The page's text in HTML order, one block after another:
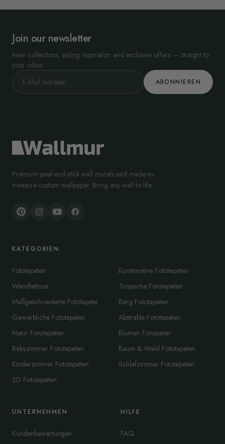
Join our newsletter
New collections, styling inspiration and exclusive offers — straight to
your inbox.
ABONNIEREN
Premium peel-and-stick wall murals and made-to-
measure custom wallpaper. Bring any wall to life.
KATEGORIEN
Fototapeten
Wandtattoos
Maßgeschneiderte Fototapete
Gewerbliche Fototapeten
Natur Fototapeten
Babyzimmer Fototapeten
Kinderzimmer Fototapeten
3D Fototapeten
Kunstmotive Fototapeten
Tropische Fototapeten
Berg Fototapeten
Abstrakte Fototapeten
Blumen Fotopaten
Baum & Wald Fototapeten
Schlafzimmer Fototapeten
UNTERNEHMEN
Kundenbewertungen
HILFE
FAQ